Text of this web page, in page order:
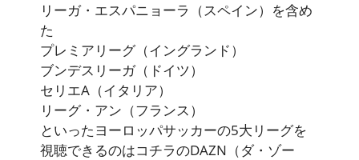
リーガ・エスパニョーラ（スペイン）を含め
た
プレミアリーグ（イングランド）
ブンデスリーガ（ドイツ）
セリエA（イタリア）
リーグ・アン（フランス）
といったヨーロッパサッカーの5大リーグを
視聴できるのはコチラのDAZN（ダ・ゾー